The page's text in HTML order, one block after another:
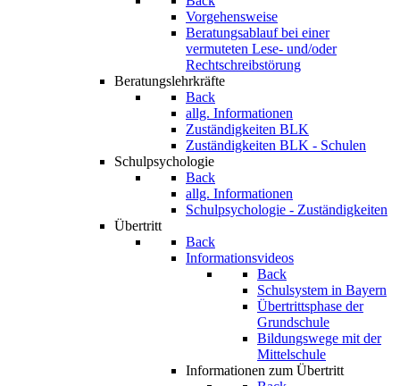
Vorgehensweise
Beratungsablauf bei einer
vermuteten Lese- und/oder
Rechtschreibstörung
Beratungslehrkräfte
Back
allg. Informationen
Zuständigkeiten BLK
Zuständigkeiten BLK - Schulen
Schulpsychologie
Back
allg. Informationen
Schulpsychologie - Zuständigkeiten
Übertritt
Back
Informationsvideos
Back
Schulsystem in Bayern
Übertrittsphase der
Grundschule
Bildungswege mit der
Mittelschule
Informationen zum Übertritt